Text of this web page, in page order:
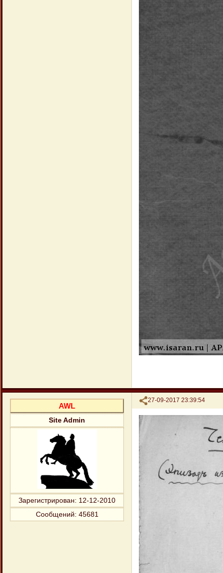
Поделиться
27-09-2017 23:39:54
AWL
Site Admin
Зарегистрирован: 12-12-2010
Сообщений: 45681